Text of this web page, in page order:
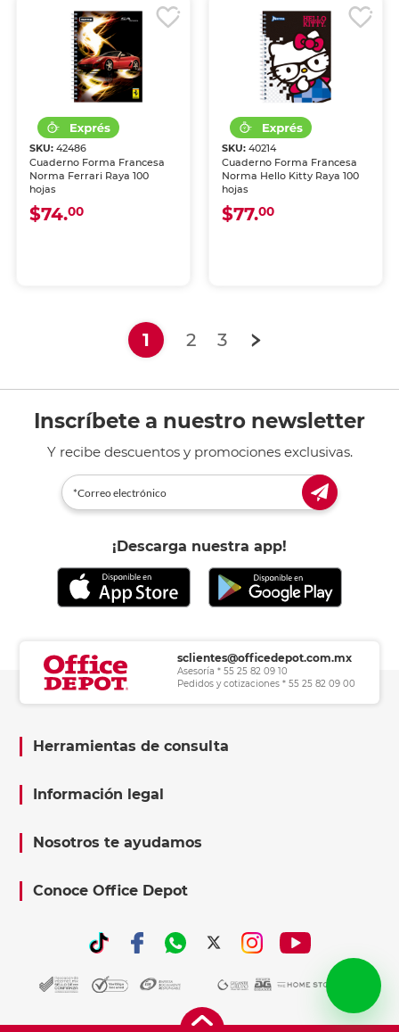
SKU:42486
Cuaderno Forma Francesa
Norma Ferrari Raya 100
hojas
$74.00
SKU: 40214
Cuaderno Forma Francesa
Norma Hello Kitty Raya 100
hojas
$77.00
1 (current)
2 3
Inscríbete a nuestro newsletter
Y recibe descuentos y promociones exclusivas.
¡Descarga nuestra app!
sclientes@officedepot.com.mx
Asesoría * 55 25 82 09 10
Pedidos y cotizaciones * 55 25 82 09 00
Herramientas de consulta
Información legal
Nosotros te ayudamos
Conoce Office Depot